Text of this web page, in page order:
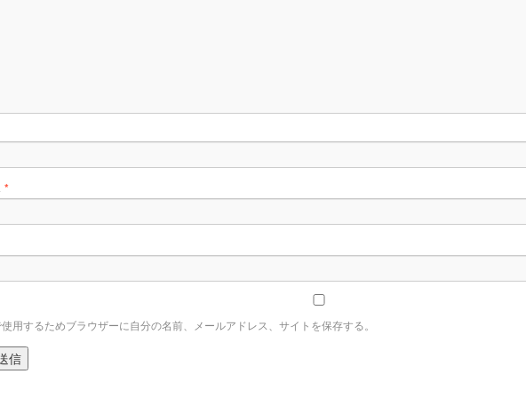
*
用するためブラウザーに自分の名前、メールアドレス、サイトを保存する。